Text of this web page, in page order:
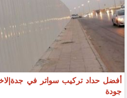
أفضل حداد تركيب سواتر في
جودة